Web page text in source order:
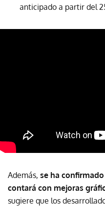
anticipado a partir del
Además, se ha
contará con mejoras
sugiere que los